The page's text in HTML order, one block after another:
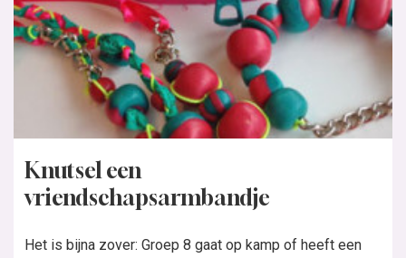
Knutsel een
vriendschapsarmbandje
Het is bijna zover: Groep 8 gaat op kamp of heeft een